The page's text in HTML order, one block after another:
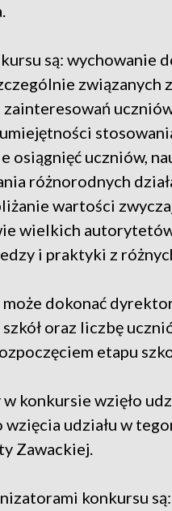
są: wychowanie
osiągnięć uczniów,
różnorodnych
wartości
wielkich
i praktyki z
może dokonać
szkół oraz liczbę
etapu
konkursie wzięło
wzięcia udziału w
Zawackiej.
konkursu